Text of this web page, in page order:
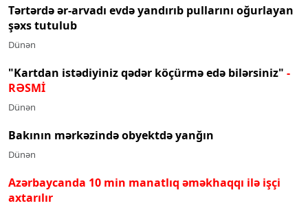
Tərtərdə ər-arvadı evdə yandırıb pullarını oğurlayan
şəxs tutulub
Dünən
"Kartdan istədiyiniz qədər köçürmə edə bilərsiniz" -
RƏSMİ
Dünən
Bakının mərkəzində obyektdə yanğın
Dünən
Azərbaycanda 10 min manatlıq əməkhaqqı ilə işçi
axtarılır